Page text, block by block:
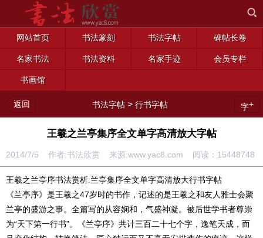
网站首页 书法篆刻 书法字帖 碑帖长卷
名家书法 书法资料 名家手迹 会员专栏
书画馆
返回 书法字帖 >行书字帖 字+
王羲之兰亭集序全文单字高清放大字帖
2014/7/5 作者:书法欣赏 来源:www.yac8.com 阅读： 15448748
王羲之兰亭序书法赏析:兰亭集序全文单字高清放大行书字帖
《兰亭序》是王羲之47岁时的书作，记述的是王羲之和友人雅士会聚
兰亭的盛游之事。全篇写的从容娴和，气盛神凝。被后世学书者尊崇
为“天下第一行书”。《兰亭序》共计三百二十七个字，逸笔天成，而